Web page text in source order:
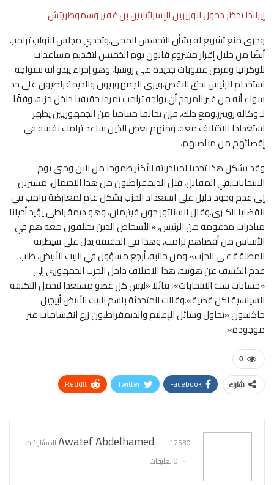
إيرلندا تحظر دخول الوزيرين الإسرائيليين بن غفير وسموطريتش
وجرى منع تشريع له بشأن التجسس المحلى.وتحدي مجلس النواب ترامب
أيضًا من خلال إقرار مشروع قانون يوم الخميس لتقديم مساعدات
لأوكرانيا وفرض عقوبات جديدة على روسيا، وهو إجراء يبدو أنه سيواجه
استخدام الرئيس لحق النقض.ويرى الجمهوريون والديمقراطيون على حد
سواء أنه من غير المرجح أن يواجه ترامب تمردا حقيقيا داخل حزبه، وفقًا
لـ وكالة رويترز.ومع ذلك، فإن تحالفا متناميا من الجمهوريين يظهر
استعدادا للاختلاف معه، ومنهم بعض الذين ساعد ترامب نفسه في
إقصائهم من مناصبهم،
وقد يشكل هذا تحديا لمبادراته الأكثر طموحا من الآن وحتى يوم
الانتخابات.في المقابل، قلل الديمقراطيون من هذا الاحتمال، مشيرين
إلى عدم وجود دليل على استعداد الحزب بشكل عام لمعارضة ترامب في
القضايا الكبرى.وقال السناتور جون فيترمان، وهو ديمقراطى يؤيد أحيانا
مبادرات مدعومة من الرئيس، «الأشخاص الذين يختلفون معه هم في
الأساس من أقصاهم ترامب، وهذا في الحقيقة يدل على سيطرته
المطلقة على الحزب».ومن جانبه، أرجع مسؤول في البيت الأبيض، طلب
عدم الكشف عن هويته، هذا الاختلاف داخل الحزب الجمهورى إلى
«حسابات سنة الانتخابات»، قائلا «ليس كل عضو مستعدا لتحمل التكلفة
السياسية لكل قضية».وقالت المتحدثة باسم البيت الأبيض أبيجيل
جاكسون «تحاول وسائل الإعلام والديمقراطيون زرع انقسامات غير
موجودة».
0
شارك Facebook
Twitter
ReddIt
Awatef Abdelhamed
12530 المشاركات
0 تعليقات